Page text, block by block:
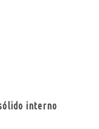
interno